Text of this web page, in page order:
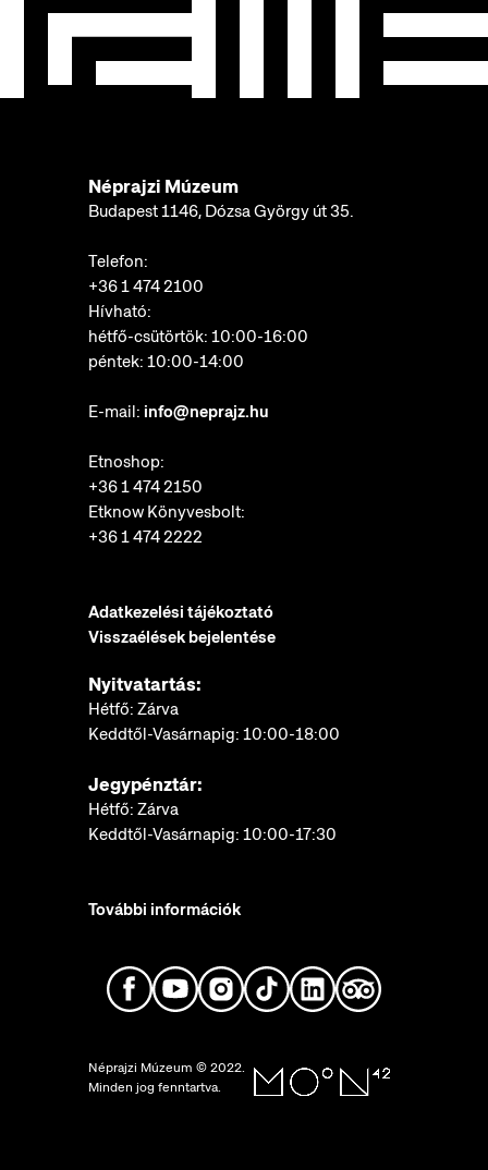
Néprajzi Múzeum
Budapest 1146, Dózsa György út 35.
Telefon:
+36 1 474 2100
Hívható:
hétfő-csütörtök: 10:00-16:00
péntek: 10:00-14:00
E-mail: info@neprajz.hu
Etnoshop:
+36 1 474 2150
Etknow Könyvesbolt:
+36 1 474 2222
Adatkezelési tájékoztató
Visszaélések bejelentése
Nyitvatartás:
Hétfő: Zárva
Keddtől-Vasárnapig: 10:00-18:00
Jegypénztár:
Hétfő: Zárva
Keddtől-Vasárnapig: 10:00-17:30
További információk
Néprajzi Múzeum © 2022.
Minden jog fenntartva.